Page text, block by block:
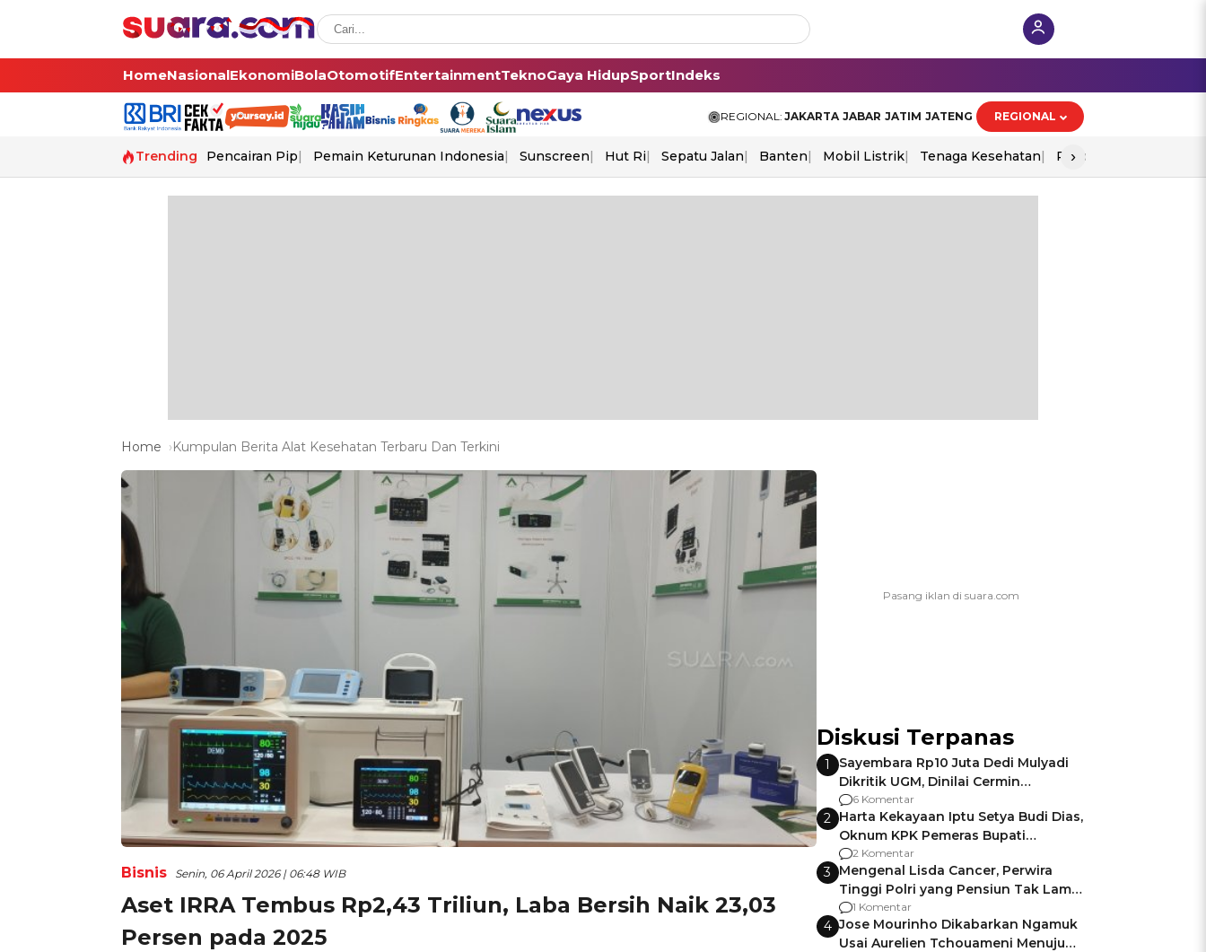
HomeNasionalEkonomiBolaOtomotifEntertainmentTeknoGaya HidupSportIndeks
REGIONAL: JAKARTA JABAR JATIM JATENG REGIONAL
Trending Pencairan Pip Pemain Keturunan Indonesia Sunscreen Hut Ri Sepatu Jalan Banten Mobil Listrik Tenaga Kesehatan Piala Aff 2026
›
Home Kumpulan Berita Alat Kesehatan Terbaru Dan Terkini
Bisnis Senin, 06 April 2026 | 06:48 WIB
Aset IRRA Tembus Rp2,43 Triliun, Laba Bersih Naik 23,03
Persen pada 2025
Diskusi Terpanas
1
Sayembara Rp10 Juta Dedi Mulyadi
Dikritik UGM, Dinilai Cermin
Gagalnya Negara Jamin Keamanan
6 Komentar
2 Harta Kekayaan Iptu Setya Budi Dias,
Oknum KPK Pemeras Bupati
Pemalang
2 Komentar
3 Mengenal Lisda Cancer, Perwira
Tinggi Polri yang Pensiun Tak Lama
Usai Jadi Brigjen
1 Komentar
4 Jose Mourinho Dikabarkan Ngamuk
Usai Aurelien Tchouameni Menuju